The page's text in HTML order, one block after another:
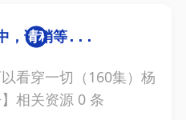
看穿一切（160集）杨
】相关资源 0 条